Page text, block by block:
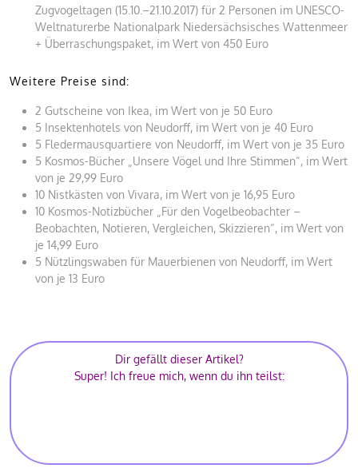
Zugvogeltagen (15.10.–21.10.2017) für 2 Personen im UNESCO-
Weltnaturerbe Nationalpark Niedersächsisches Wattenmeer
+ Überraschungspaket, im Wert von 450 Euro
Weitere Preise sind:
2 Gutscheine von Ikea, im Wert von je 50 Euro
5 Insektenhotels von Neudorff, im Wert von je 40 Euro
5 Fledermausquartiere von Neudorff, im Wert von je 35 Euro
5 Kosmos-Bücher „Unsere Vögel und Ihre Stimmen“, im Wert
von je 29,99 Euro
10 Nistkästen von Vivara, im Wert von je 16,95 Euro
10 Kosmos-Notizbücher „Für den Vogelbeobachter –
Beobachten, Notieren, Vergleichen, Skizzieren“, im Wert von
je 14,99 Euro
5 Nützlingswaben für Mauerbienen von Neudorff, im Wert
von je 13 Euro
Dir gefällt dieser Artikel?
Super! Ich freue mich, wenn du ihn teilst: